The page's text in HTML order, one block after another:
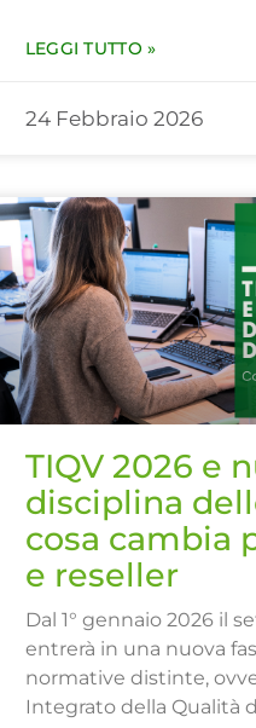
LEGGI TUTTO »
24 Febbraio 2026
TIQV 2026 e
disciplina
cosa cambia
e reseller
Dal 1° gennaio 2026 il
entrerà in una nuova
normative distinte,
Integrato della Qualità